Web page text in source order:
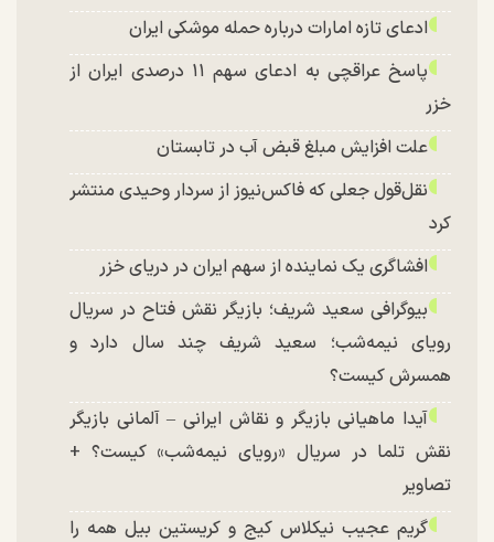
ادعای تازه امارات درباره حمله موشکی ایران
پاسخ عراقچی به ادعای سهم ۱۱ درصدی ایران از
خزر
علت افزایش مبلغ قبض آب در تابستان
نقل‌قول جعلی که فاکس‌نیوز از سردار وحیدی منتشر
کرد
افشاگری یک نماینده از سهم ایران در دریای خزر
بیوگرافی سعید شریف؛ بازیگر نقش فتاح در سریال
رویای نیمه‌شب؛ سعید شریف چند سال دارد و
همسرش کیست؟
آیدا ماهیانی بازیگر و نقاش ایرانی – آلمانی بازیگر
نقش تلما در سریال «رویای نیمه‌شب» کیست؟ +
تصاویر
گریم عجیب نیکلاس کیج و کریستین بیل همه را